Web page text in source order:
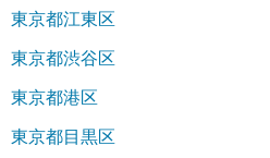
東京都江東区
東京都渋谷区
東京都港区
東京都目黒区